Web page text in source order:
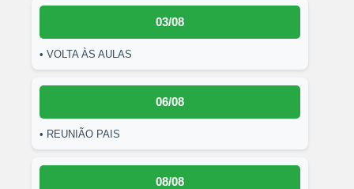
03/08
• VOLTA ÀS AULAS
06/08
• REUNIÃO PAIS
08/08